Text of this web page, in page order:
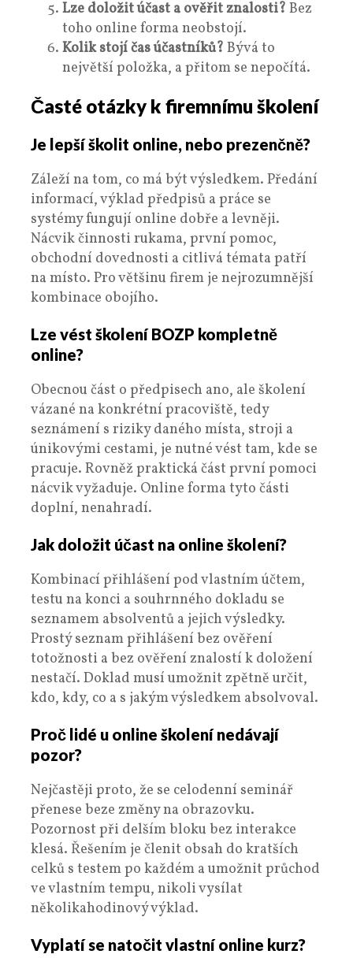
Lze doložit účast a ověřit znalosti? Bez
toho online forma neobstojí.
Kolik stojí čas účastníků? Bývá to
největší položka, a přitom se nepočítá.
Časté otázky k firemnímu školení
Je lepší školit online, nebo prezenčně?
Záleží na tom, co má být výsledkem. Předání
informací, výklad předpisů a práce se
systémy fungují online dobře a levněji.
Nácvik činnosti rukama, první pomoc,
obchodní dovednosti a citlivá témata patří
na místo. Pro většinu firem je nejrozumnější
kombinace obojího.
Lze vést školení BOZP kompletně
online?
Obecnou část o předpisech ano, ale školení
vázané na konkrétní pracoviště, tedy
seznámení s riziky daného místa, stroji a
únikovými cestami, je nutné vést tam, kde se
pracuje. Rovněž praktická část první pomoci
nácvik vyžaduje. Online forma tyto části
doplní, nenahradí.
Jak doložit účast na online školení?
Kombinací přihlášení pod vlastním účtem,
testu na konci a souhrnného dokladu se
seznamem absolventů a jejich výsledky.
Prostý seznam přihlášení bez ověření
totožnosti a bez ověření znalostí k doložení
nestačí. Doklad musí umožnit zpětně určit,
kdo, kdy, co a s jakým výsledkem absolvoval.
Proč lidé u online školení nedávají
pozor?
Nejčastěji proto, že se celodenní seminář
přenese beze změny na obrazovku.
Pozornost při delším bloku bez interakce
klesá. Řešením je členit obsah do kratších
celků s testem po každém a umožnit průchod
ve vlastním tempu, nikoli vysílat
několikahodinový výklad.
Vyplatí se natočit vlastní online kurz?